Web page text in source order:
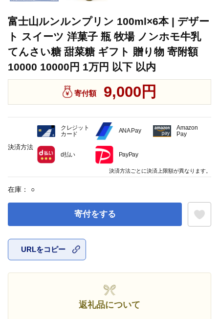
富士山ルンルンプリン 100ml×6本 | デザー
ト スイーツ 洋菓子 瓶 牧場 ノンホモ牛乳
てんさい糖 甜菜糖 ギフト 贈り物 寄附額
10000 10000円 1万円 以下 以内
寄付額 9,000円
在庫： ○
寄付をする
URLをコピー
返礼品について
決済方法
クレジット
カード
ANA Pay
Amazon
Pay
d払い PayPay
決済方法ごとに決済上限額が異なります。